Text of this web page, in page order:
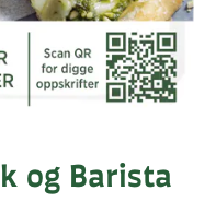
og Barista